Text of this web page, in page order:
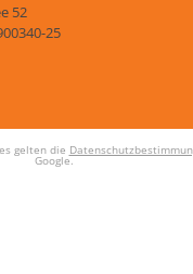
52
25
gelten die
Google.